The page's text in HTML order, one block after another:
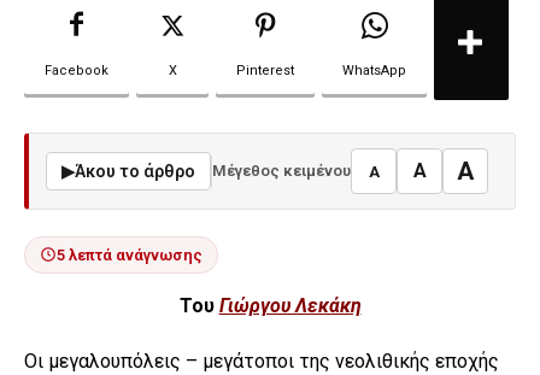
Facebook X Pinterest WhatsApp
▶Άκου το άρθρο Μέγεθος κειμένου A A A
5 λεπτά ανάγνωσης
Του Γιώργου Λεκάκη
Οι μεγαλουπόλεις – μεγάτοποι της νεολιθικής εποχής